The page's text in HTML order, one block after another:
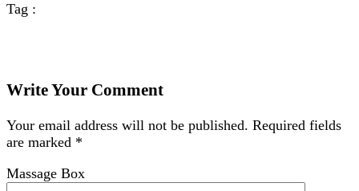
Tag :
Write Your Comment
Your email address will not be published. Required fields
are marked *
Massage Box